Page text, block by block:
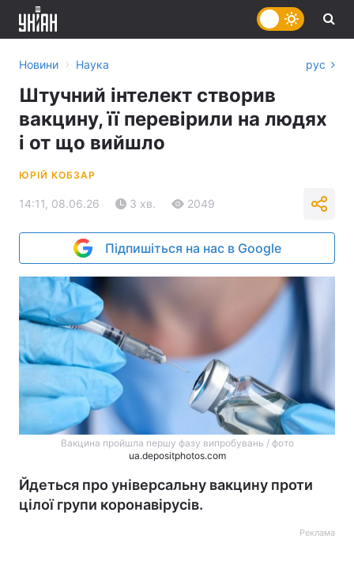
Новини › Наука рус
Штучний інтелект створив
вакцину, її перевірили на людях
і от що вийшло
ЮРІЙ КОБЗАР
14:11, 08.06.26 3 хв. 2049
Підпишіться на нас в Google
Вакцина пройшла першу фазу випробувань / фото
ua.depositphotos.com
Йдеться про універсальну вакцину проти
цілої групи коронавірусів.
Реклама